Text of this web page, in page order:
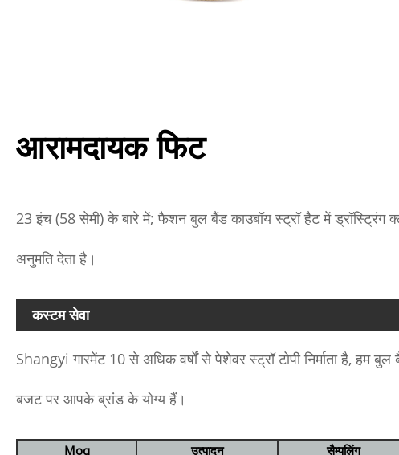
आरामदायक फिट
23 इंच (58 सेमी) के बारे में; फैशन बुल बैंड काउबॉय स्ट्रॉ हैट में
अनुमति देता है।
कस्टम सेवा
Shangyi गारमेंट 10 से अधिक वर्षों से पेशेवर स्ट्रॉ टोपी निर्माता है, हम
बजट पर आपके ब्रांड के योग्य हैं।
Moq उत्पादन सैम्पलिंग